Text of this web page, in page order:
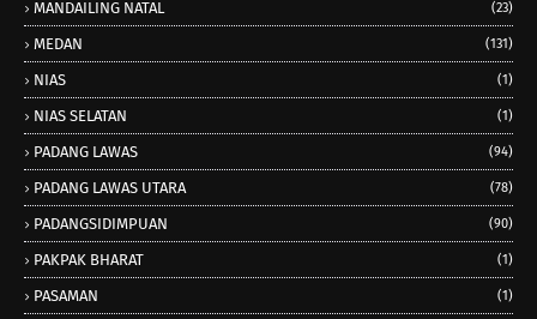
MANDAILING NATAL (23)
MEDAN (131)
NIAS (1)
NIAS SELATAN (1)
PADANG LAWAS (94)
PADANG LAWAS UTARA (78)
PADANGSIDIMPUAN (90)
PAKPAK BHARAT (1)
PASAMAN (1)